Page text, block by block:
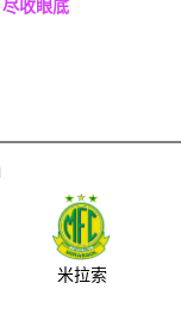
收眼底
米拉索